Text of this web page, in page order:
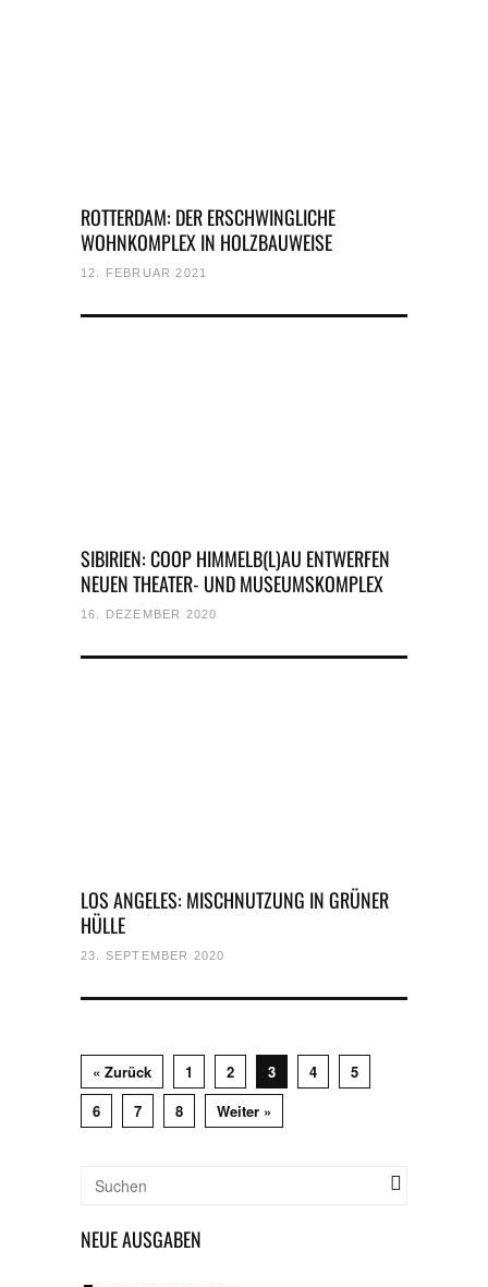
ROTTERDAM: DER ERSCHWINGLICHE
WOHNKOMPLEX IN HOLZBAUWEISE
12. FEBRUAR 2021
SIBIRIEN: COOP HIMMELB(L)AU ENTWERFEN
NEUEN THEATER- UND MUSEUMSKOMPLEX
16. DEZEMBER 2020
LOS ANGELES: MISCHNUTZUNG IN GRÜNER
HÜLLE
23. SEPTEMBER 2020
« Zurück 1 2 3 4
5
6
7 8 Weiter »
NEUE AUSGABEN